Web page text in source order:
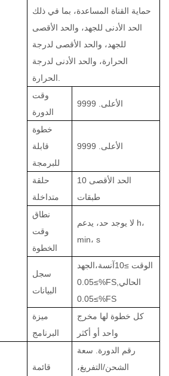
حماية القناة المساعدة، بما في ذلك
الحد الأدنى للجهد، والحد الأقصى
للجهد، والحد الأقصى لدرجة
الحرارة، والحد الأدنى لدرجة
الحرارة.
وقت
الدورة
الأعلى. 9999
خطوة
قابلة
للبرمجة
الأعلى. 9999
حلقة
متداخلة
الحد الأقصى 10
طبقات
نطاق
وقت
الخطوة
لا يوجد حد، يدعم h،
min، s
سجل
البيانات
الوقت ≥10آنسة،الجهد
≥0.05%FS,الحالي
≥0.05%FS
ميزة
البرنامج
كل خطوة لها مخرج
واحد أو أكثر
قائمة
رقم الدورة. سعة
الشحن/التفريغ،